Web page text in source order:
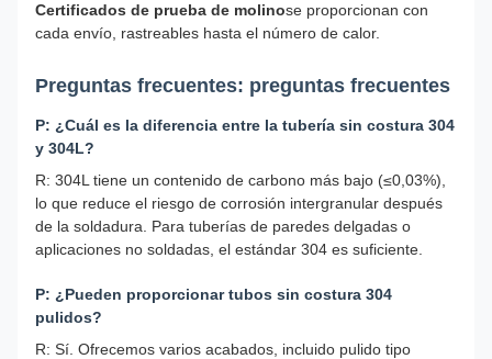
Certificados de prueba de molinose proporcionan con
cada envío, rastreables hasta el número de calor.
Preguntas frecuentes: preguntas frecuentes
P: ¿Cuál es la diferencia entre la tubería sin costura 304
y 304L?
R: 304L tiene un contenido de carbono más bajo (≤0,03%),
lo que reduce el riesgo de corrosión intergranular después
de la soldadura. Para tuberías de paredes delgadas o
aplicaciones no soldadas, el estándar 304 es suficiente.
P: ¿Pueden proporcionar tubos sin costura 304
pulidos?
R: Sí. Ofrecemos varios acabados, incluido pulido tipo